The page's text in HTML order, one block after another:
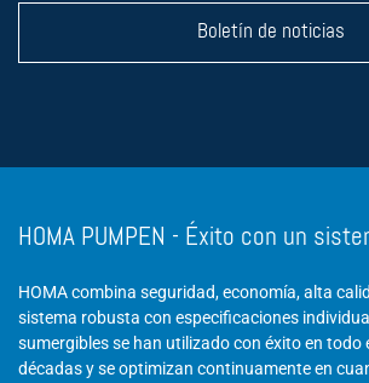
Boletín de noticias
HOMA PUMPEN - Éxito con un
HOMA combina seguridad, economía, alta
sistema robusta con especificaciones
sumergibles se han utilizado con éxito en todo
décadas y se optimizan continuamente en